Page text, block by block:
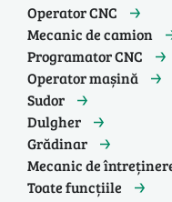
Operator CNC
Mecanic de camion
Programator CNC
Operator mașină
Sudor
Dulgher
Grădinar
Mecanic de
Toate funcțiile